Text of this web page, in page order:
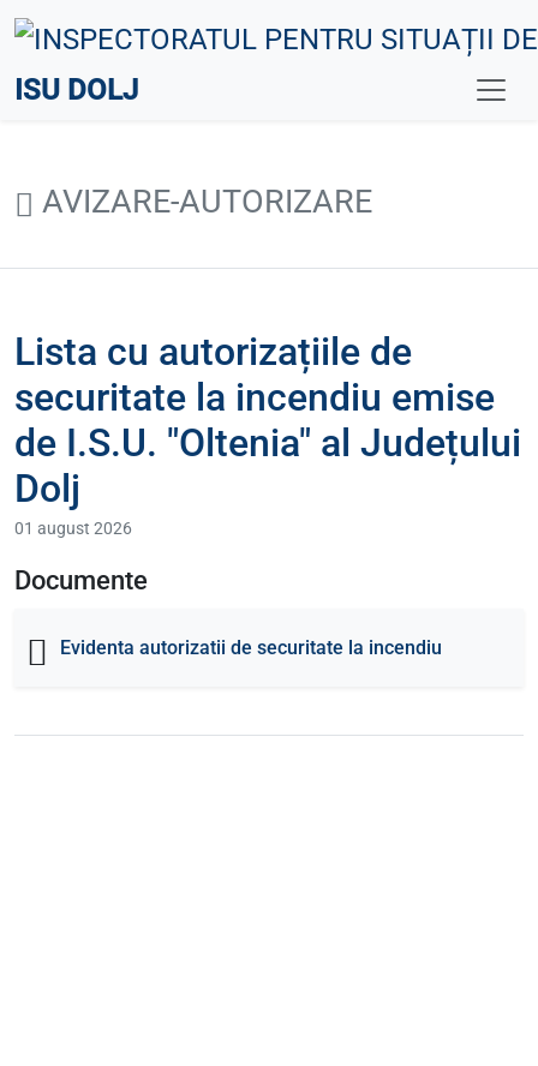
ISU DOLJ
AVIZARE-AUTORIZARE
Lista cu autorizațiile de
securitate la incendiu emise
de I.S.U. "Oltenia" al Județului
Dolj
01 august 2026
Documente
Evidenta autorizatii de securitate la incendiu